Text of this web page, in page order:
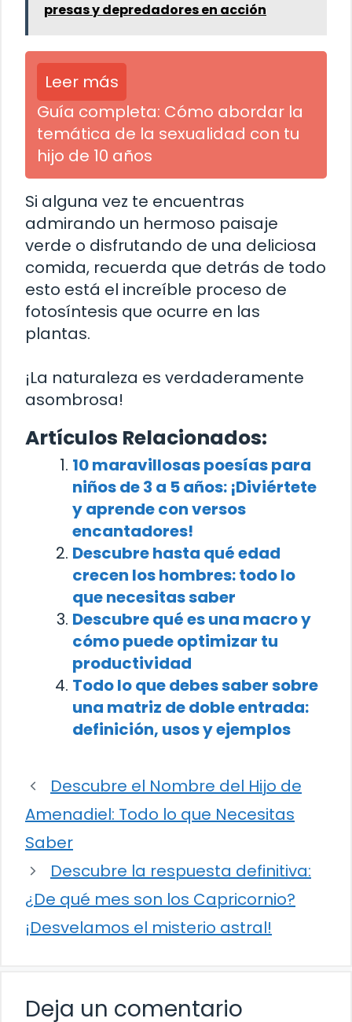
presas y depredadores en acción
Leer más
Guía completa: Cómo abordar la
temática de la sexualidad con tu
hijo de 10 años
Si alguna vez te encuentras
admirando un hermoso paisaje
verde o disfrutando de una deliciosa
comida, recuerda que detrás de todo
esto está el increíble proceso de
fotosíntesis que ocurre en las
plantas.
¡La naturaleza es verdaderamente
asombrosa!
Artículos Relacionados:
10 maravillosas poesías para
niños de 3 a 5 años: ¡Diviértete
y aprende con versos
encantadores!
Descubre hasta qué edad
crecen los hombres: todo lo
que necesitas saber
Descubre qué es una macro y
cómo puede optimizar tu
productividad
Todo lo que debes saber sobre
una matriz de doble entrada:
definición, usos y ejemplos
Descubre el Nombre del Hijo de
Amenadiel: Todo lo que Necesitas
Saber
Descubre la respuesta definitiva:
¿De qué mes son los Capricornio?
¡Desvelamos el misterio astral!
Deja un comentario